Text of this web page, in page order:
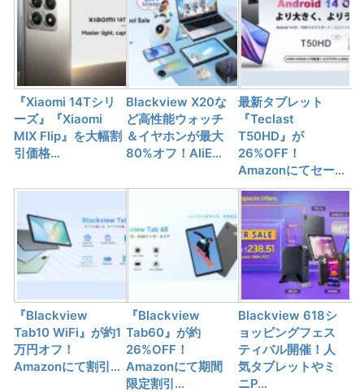
『Xiaomi 14Tシリ
ーズ』『Xiaomi
MIX Flip』を大幅割
引価格…
Blackview X20な
ど高性能ウォッチ
＆イヤホンが最大
80%オフ！AliE…
最新タブレット
『Teclast
T50HD』が
26%OFF！
Amazonにてセー…
『Blackview
Tab10 WiFi』が約1
万円オフ！
Amazonにて割引…
『Blackview
Tab60』が約
26%OFF！
Amazonにて期間
限定割引…
Blackview 618シ
ョッピングフェス
ティバル開催！人
気タブレットやミ
ニP…